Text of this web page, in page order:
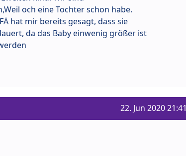
och eine Tochter schon habe.
hat mir bereits gesagt, dass sie
da das Baby einwenig größer ist
22. Jun 2020 21:41